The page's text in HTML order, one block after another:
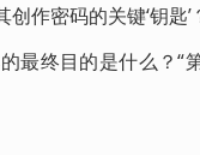
作密码的关键‘钥匙’
最终目的是什么？“